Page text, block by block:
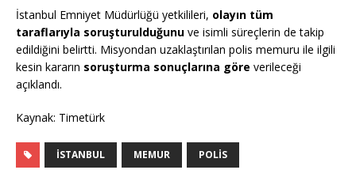
İstanbul Emniyet Müdürlüğü yetkilileri, olayın tüm
taraflarıyla soruşturulduğunu ve isimli süreçlerin de takip
edildiğini belirtti. Misyondan uzaklaştırılan polis memuru ile ilgili
kesin kararın soruşturma sonuçlarına göre verileceği
açıklandı.
Kaynak: Timetürk
İSTANBUL MEMUR POLIS